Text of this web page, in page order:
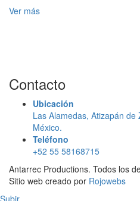
Ver más
Contacto
Ubicación
Las Alamedas, Atizapán
México.
Teléfono
+52 55 58168715
Antarrec Productions. Todos los
Sitio web creado por Rojowebs